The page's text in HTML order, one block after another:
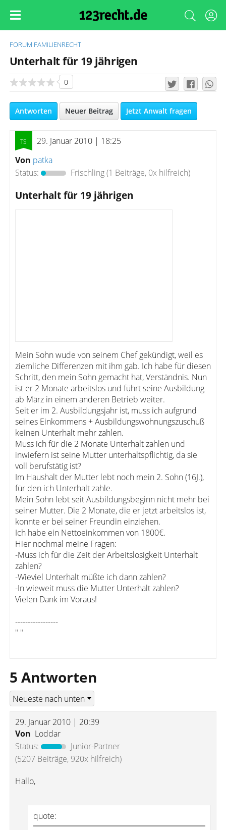
FORUM FAMILIENRECHT
Unterhalt für 19 jährigen
0
Antworten Neuer Beitrag Jetzt Anwalt fragen
29. Januar 2010 | 18:25
Von patka
Status:
Frischling(1 Beiträge, 0x hilfreich)
Unterhalt für 19 jährigen
Mein Sohn wude von seinem Chef gekündigt, weil es
ziemliche Differenzen mit ihm gab. Ich habe für diesen
Schritt, den mein Sohn gemacht hat, Verständnis. Nun
ist er 2 Monate arbeitslos und führt seine Ausbildung
ab März in einem anderen Betrieb weiter.
Seit er im 2. Ausbildungsjahr ist, muss ich aufgrund
seines Einkommens + Ausbildungswohnungszuschuß
keinen Unterhalt mehr zahlen.
Muss ich für die 2 Monate Unterhalt zahlen und
inwiefern ist seine Mutter unterhaltspflichtig, da sie
voll berufstätig ist?
Im Haushalt der Mutter lebt noch mein 2. Sohn (16J.),
für den ich Unterhalt zahle.
Mein Sohn lebt seit Ausbildungsbeginn nicht mehr bei
seiner Mutter. Die 2 Monate, die er jetzt arbeitslos ist,
konnte er bei seiner Freundin einziehen.
Ich habe ein Nettoeinkommen von 1800€.
Hier nochmal meine Fragen:
-Muss ich für die Zeit der Arbeitslosigkeit Unterhalt
zahlen?
-Wieviel Unterhalt müßte ich dann zahlen?
-In wieweit muss die Mutter Unterhalt zahlen?
Vielen Dank im Voraus!
-----------------
" "
5 Antworten
29. Januar 2010 | 20:39
Von Loddar
Status:
Junior-Partner
(5207 Beiträge, 920x hilfreich)
Hallo,
quote: